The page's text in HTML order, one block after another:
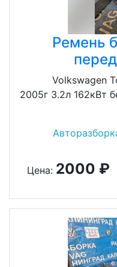
Ремень
Volkswagen
2005г 3.2л 162кВт
Цена: 2000 ₽